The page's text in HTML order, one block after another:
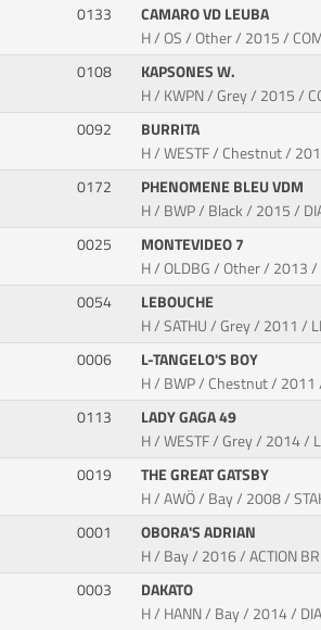
0133
CAMARO VD LEUBA
H / OS / Other / 2015 /
0108
KAPSONES W.
H / KWPN / Grey / 2015 /
0092
BURRITA
H / WESTF / Chestnut /
0172
PHENOMENE BLEU VDM
H / BWP / Black / 2015 /
0025
MONTEVIDEO 7
H / OLDBG / Other / 2013 /
0054
LEBOUCHE
H / SATHU / Grey / 2011 /
0006
L-TANGELO'S BOY
H / BWP / Chestnut / 2011
0113
LADY GAGA 49
H / WESTF / Grey / 2014 /
0019
THE GREAT GATSBY
H / AWÖ / Bay / 2008 /
0001
OBORA'S ADRIAN
H / Bay / 2016 / ACTION
0003
DAKATO
H / HANN / Bay / 2014 /